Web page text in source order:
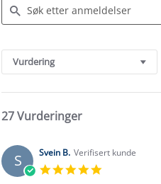
Reviews
Vurdering
27 Vurderinger
S Svein B. Verifisert kunde